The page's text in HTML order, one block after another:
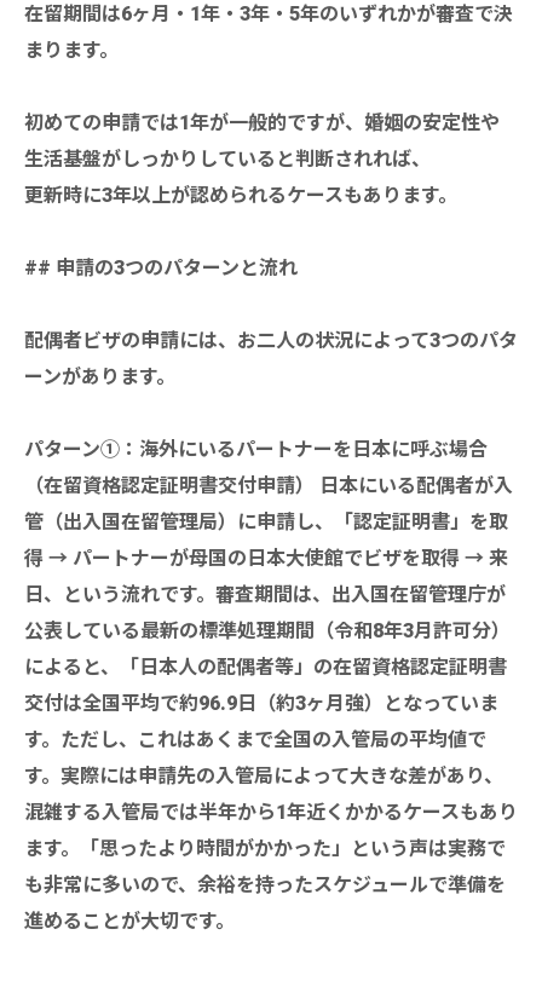
在留期間は6ヶ月・1年・3年・5年のいずれかが審査で決
まります。
初めての申請では1年が一般的ですが、婚姻の安定性や
生活基盤がしっかりしていると判断されれば、
更新時に3年以上が認められるケースもあります。
## 申請の3つのパターンと流れ
配偶者ビザの申請には、お二人の状況によって3つのパタ
ーンがあります。
パターン①：海外にいるパートナーを日本に呼ぶ場合
（在留資格認定証明書交付申請） 日本にいる配偶者が入
管（出入国在留管理局）に申請し、「認定証明書」を取
得 → パートナーが母国の日本大使館でビザを取得 → 来
日、という流れです。審査期間は、出入国在留管理庁が
公表している最新の標準処理期間（令和8年3月許可分）
によると、「日本人の配偶者等」の在留資格認定証明書
交付は全国平均で約96.9日（約3ヶ月強）となっていま
す。ただし、これはあくまで全国の入管局の平均値で
す。実際には申請先の入管局によって大きな差があり、
混雑する入管局では半年から1年近くかかるケースもあり
ます。「思ったより時間がかかった」という声は実務で
も非常に多いので、余裕を持ったスケジュールで準備を
進めることが大切です。